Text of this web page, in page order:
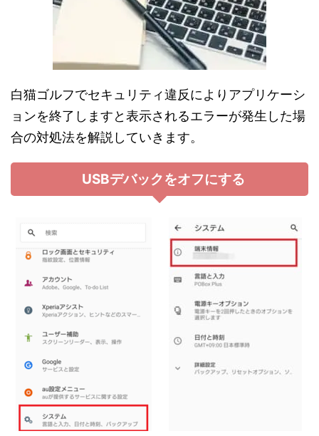
白猫ゴルフでセキュリティ違反によりアプリケーシ
ョンを終了しますと表示されるエラーが発生した場
合の対処法を解説していきます。
USBデバックをオフにする